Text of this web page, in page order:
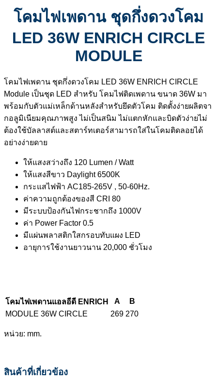
โคมไฟเพดาน ชุดกึ่งดวงโคม
LED 36W ENRICH CIRCLE
MODULE
โคมไฟเพดาน ชุดกึ่งดวงโคม LED 36W ENRICH CIRCLE
Module เป็นชุด LED สำหรับ โคมไฟติดเพดาน ขนาด 36W มา
พร้อมกับตัวแม่เหล็กด้านหลังสำหรับยึดตัวโคม ติดตั้งง่ายผลิตจา
กอลูมิเนียมคุณภาพสูง ไม่เป็นสนิม ไม่แตกหักและบิดตัวง่ายไม่
ต้องใช้บัลลาสต์และสตาร์ทเตอร์สามารถใส่ในโคมติดลอยได้
อย่างง่ายดาย
ให้แสงสว่างถึง 120 Lumen / Watt
ให้แสงสีขาว Daylight 6500K
กระแสไฟฟ้า AC185-265V , 50-60Hz.
ค่าความถูกต้องของสี CRI 80
มีระบบป้องกันไฟกระชากถึง 1000V
ค่า Power Factor 0.5
มีแผ่นพลาสติกใสกรอบทับแผง LED
อายุการใช้งานยาวนาน 20,000 ชั่วโมง
โคมไฟเพดานแอลอีดี ENRICH A
B
MODULE 36W CIRCLE
269 270
หน่วย: mm.
สินค้าที่เกี่ยวข้อง